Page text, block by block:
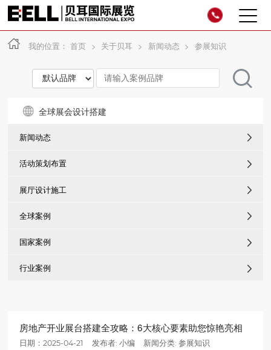
我的位置： 首页 > 关于贝耳 > 新闻动态 > 参展知识
全球展会设计搭建
新闻动态
活动策划布置
展厅设计施工
全球案例
国家案例
行业案例
房地产开业展台搭建全攻略：6大核心要素助您惊艳亮相
日期：2025-04-21 发布者: 小编 新闻分类: 参展知识